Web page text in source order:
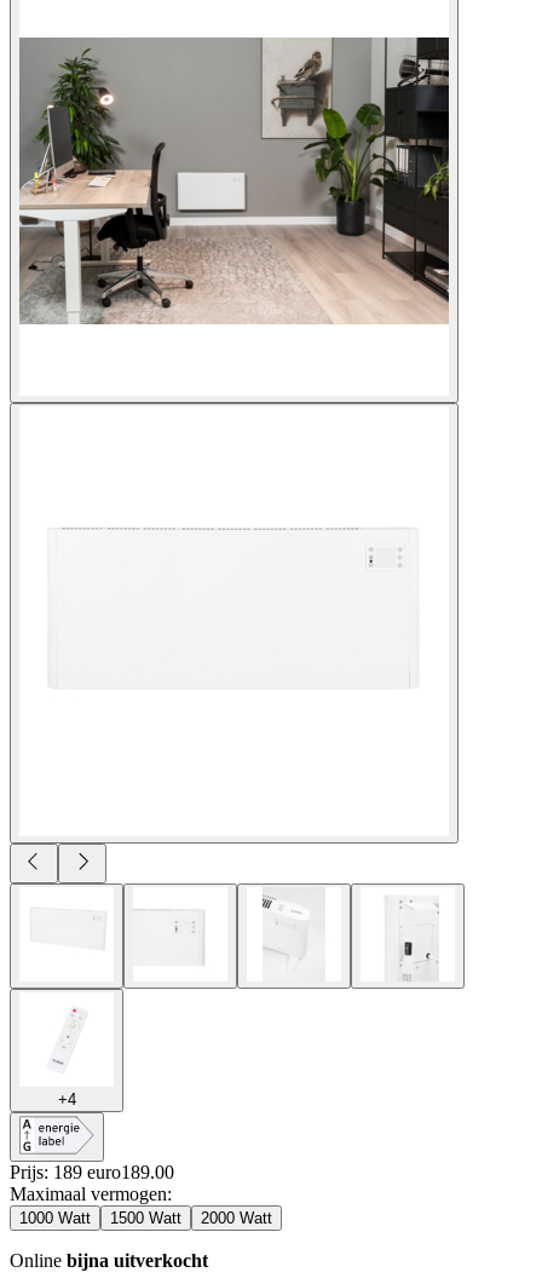
+4
Prijs: 189 euro189.00
Maximaal vermogen:
1000 Watt 1500 Watt 2000 Watt
Online bijna uitverkocht